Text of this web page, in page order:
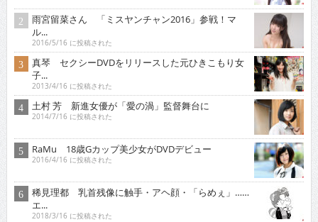
雨宮留菜さん 「ミスヤンチャン2016」参戦！マ
ル...
2016/5/16 に投稿された
真琴 セクシーDVDをリリースした元ひきこもり女
子...
2013/4/16 に投稿された
土村 芳 新進女優が「愛の渦」監督舞台に
2014/7/16 に投稿された
RaMu 18歳Gカップ美少女がDVDデビュー
2016/4/16 に投稿された
稀見理都 乳首残像に触手・アヘ顔・「らめぇ」……
エ...
2018/3/16 に投稿された